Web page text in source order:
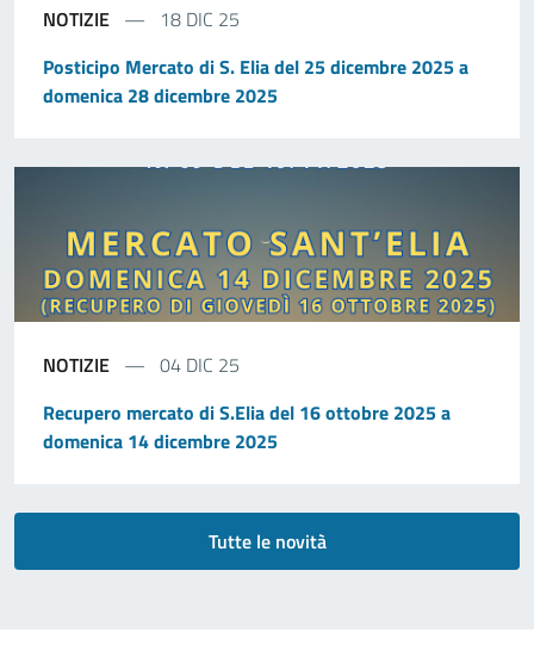
NOTIZIE
18 DIC 25
Posticipo Mercato di S. Elia del 25 dicembre 2025 a
domenica 28 dicembre 2025
NOTIZIE
04 DIC 25
Recupero mercato di S.Elia del 16 ottobre 2025 a
domenica 14 dicembre 2025
Tutte le novità